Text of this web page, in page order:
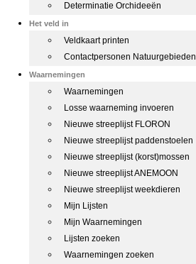
Determinatie Orchideeën
Het veld in
Veldkaart printen
Contactpersonen Natuurgebieden
Waarnemingen
Waarnemingen
Losse waarneming invoeren
Nieuwe streeplijst FLORON
Nieuwe streeplijst paddenstoelen
Nieuwe streeplijst (korst)mossen
Nieuwe streeplijst ANEMOON
Nieuwe streeplijst weekdieren
Mijn Lijsten
Mijn Waarnemingen
Lijsten zoeken
Waarnemingen zoeken